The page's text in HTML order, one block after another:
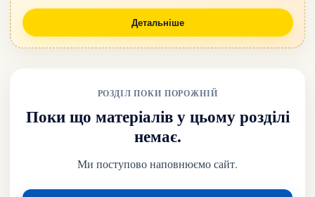
Детальніше
РОЗДІЛ ПОКИ ПОРОЖНІЙ
Поки що матеріалів у цьому розділі
немає.
Ми поступово наповнюємо сайт.